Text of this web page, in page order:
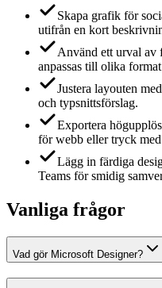
Skapa grafik för
utifrån en kort
Använd ett urval av
anpassas till olika
Justera layouten
och typsnittsförslag.
Exportera
för webb eller tryck
Lägg in färdiga
Teams för smidig
Vanliga frågor
Vad gör Microsoft Designer?